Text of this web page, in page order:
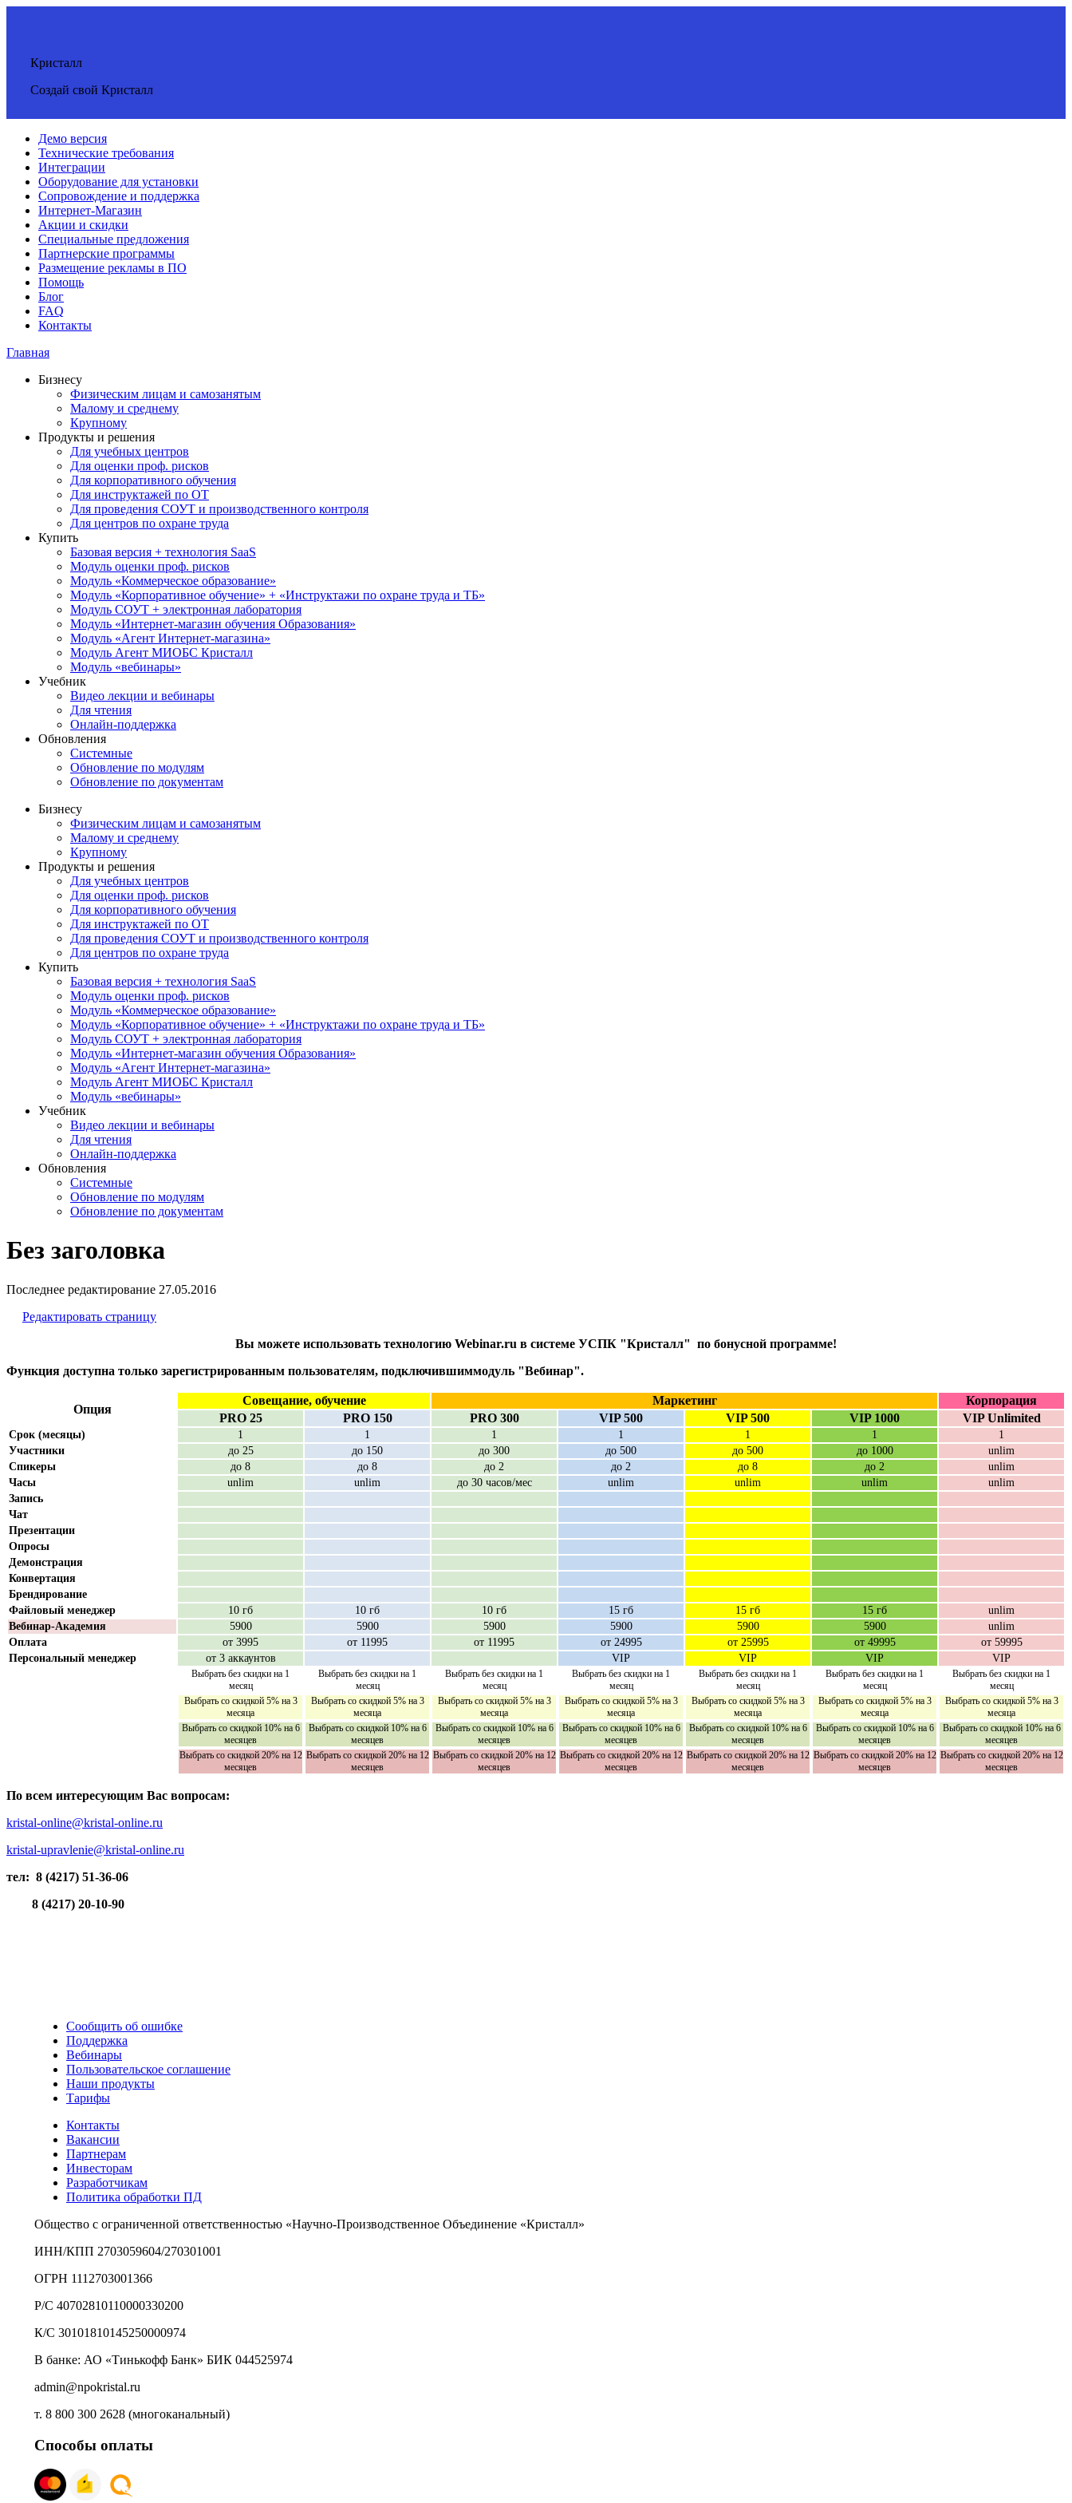
Кристалл
Создай свой Кристалл
Демо версия
Технические требования
Интеграции
Оборудование для установки
Сопровождение и поддержка
Интернет-Магазин
Акции и скидки
Специальные предложения
Партнерские программы
Размещение рекламы в ПО
Помощь
Блог
FAQ
Контакты
Главная
Бизнесу
Физическим лицам и самозанятым
Малому и среднему
Крупному
Продукты и решения
Для учебных центров
Для оценки проф. рисков
Для корпоративного обучения
Для инструктажей по ОТ
Для проведения СОУТ и производственного контроля
Для центров по охране труда
Купить
Базовая версия + технология SaaS
Модуль оценки проф. рисков
Модуль «Коммерческое образование»
Модуль «Корпоративное обучение» + «Инструктажи по охране труда и ТБ»
Модуль СОУТ + электронная лаборатория
Модуль «Интернет-магазин обучения Образования»
Модуль «Агент Интернет-магазина»
Модуль Агент МИОБС Кристалл
Модуль «вебинары»
Учебник
Видео лекции и вебинары
Для чтения
Онлайн-поддержка
Обновления
Системные
Обновление по модулям
Обновление по документам
Бизнесу
Физическим лицам и самозанятым
Малому и среднему
Крупному
Продукты и решения
Для учебных центров
Для оценки проф. рисков
Для корпоративного обучения
Для инструктажей по ОТ
Для проведения СОУТ и производственного контроля
Для центров по охране труда
Купить
Базовая версия + технология SaaS
Модуль оценки проф. рисков
Модуль «Коммерческое образование»
Модуль «Корпоративное обучение» + «Инструктажи по охране труда и ТБ»
Модуль СОУТ + электронная лаборатория
Модуль «Интернет-магазин обучения Образования»
Модуль «Агент Интернет-магазина»
Модуль Агент МИОБС Кристалл
Модуль «вебинары»
Учебник
Видео лекции и вебинары
Для чтения
Онлайн-поддержка
Обновления
Системные
Обновление по модулям
Обновление по документам
Без заголовка
Последнее редактирование 27.05.2016
Редактировать страницу
Вы можете использовать технологию Webinar.ru в системе УСПК "Кристалл" по бонусной программе!
Функция доступна только зарегистрированным пользователям, подключившиммодуль "Вебинар".
Опция
Совещание, обучение Маркетинг
Корпорация
PRO 25
PRO 150 PRO 300 VIP 500 VIP 500 VIP 1000 VIP Unlimited
Срок (месяцы) 1 1 1 1 1 1
1
Участники
до 25 до 150 до 300 до 500 до 500 до 1000
unlim
Спикеры
до 8 до 8 до 2 до 2 до 8 до 2
unlim
Часы
unlim unlim до 30 часов/мес unlim unlim unlim
unlim
Запись
Чат
Презентации
Опросы
Демонстрация
Конвертация
Брендирование
Файловый менеджер
10 гб 10 гб 10 гб 15 гб 15 гб 15 гб
unlim
Вебинар-Академия
5900 5900 5900 5900 5900 5900
unlim
Оплата
от 3995 от 11995 от 11995 от 24995 от 25995 от 49995
от 59995
Персональный менеджер
от 3 аккаунтов VIP VIP VIP VIP
Выбрать без скидки на 1
месяц
Выбрать без скидки на 1
месяц
Выбрать без скидки на 1
месяц
Выбрать без скидки на 1
месяц
Выбрать без скидки на 1
месяц
Выбрать без скидки на 1
месяц
Выбрать без скидки на 1
месяц
Выбрать со скидкой 5% на 3
месяца
Выбрать со скидкой 5% на 3
месяца
Выбрать со скидкой 5% на 3
месяца
Выбрать со скидкой 5% на 3
месяца
Выбрать со скидкой 5% на 3
месяца
Выбрать со скидкой 5% на 3
месяца
Выбрать со скидкой 5% на 3
месяца
Выбрать со скидкой 10% на 6
месяцев
Выбрать со скидкой 10% на 6
месяцев
Выбрать со скидкой 10% на 6
месяцев
Выбрать со скидкой 10% на 6
месяцев
Выбрать со скидкой 10% на 6
месяцев
Выбрать со скидкой 10% на 6
месяцев
Выбрать со скидкой 10% на 6
месяцев
Выбрать со скидкой 20% на 12
месяцев
Выбрать со скидкой 20% на 12
месяцев
Выбрать со скидкой 20% на 12
месяцев
Выбрать со скидкой 20% на 12
месяцев
Выбрать со скидкой 20% на 12
месяцев
Выбрать со скидкой 20% на 12
месяцев
Выбрать со скидкой 20% на 12
месяцев
По всем интересующим Вас вопросам:
kristal-online@kristal-online.ru
kristal-upravlenie@kristal-online.ru
тел: 8 (4217) 51-36-06
8 (4217) 20-10-90
Сообщить об ошибке
Поддержка
Вебинары
Пользовательское соглашение
Наши продукты
Тарифы
Контакты
Вакансии
Партнерам
Инвесторам
Разработчикам
Политика обработки ПД
Общество с ограниченной ответственностью «Научно-Производственное Объединение «Кристалл»
ИНН/КПП 2703059604/270301001
ОГРН 1112703001366
Р/С 40702810110000330200
К/С 30101810145250000974
В банке: АО «Тинькофф Банк» БИК 044525974
admin@npokristal.ru
т. 8 800 300 2628 (многоканальный)
Способы оплаты